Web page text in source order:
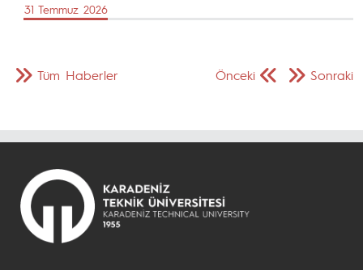
31 Temmuz 2026
Önceki Sonraki
Tüm Haberler